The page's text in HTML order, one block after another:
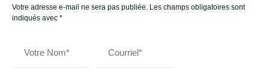
Votre adresse e-mail ne sera pas publiée. Les champs obligatoires sont
indiqués avec *